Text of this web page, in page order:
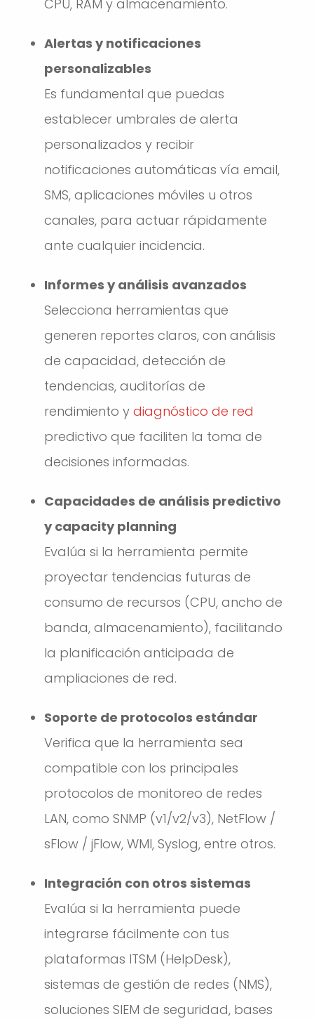
CPU, RAM y almacenamiento.
Alertas y notificaciones
personalizables
Es fundamental que puedas
establecer umbrales de alerta
personalizados y recibir
notificaciones automáticas vía email,
SMS, aplicaciones móviles u otros
canales, para actuar rápidamente
ante cualquier incidencia.
Informes y análisis avanzados
Selecciona herramientas que
generen reportes claros, con análisis
de capacidad, detección de
tendencias, auditorías de
rendimiento y diagnóstico de red
predictivo que faciliten la toma de
decisiones informadas.
Capacidades de análisis predictivo
y capacity planning
Evalúa si la herramienta permite
proyectar tendencias futuras de
consumo de recursos (CPU, ancho de
banda, almacenamiento), facilitando
la planificación anticipada de
ampliaciones de red.
Soporte de protocolos estándar
Verifica que la herramienta sea
compatible con los principales
protocolos de monitoreo de redes
LAN, como SNMP (v1/v2/v3), NetFlow /
sFlow / jFlow, WMI, Syslog, entre otros.
Integración con otros sistemas
Evalúa si la herramienta puede
integrarse fácilmente con tus
plataformas ITSM (HelpDesk),
sistemas de gestión de redes (NMS),
soluciones SIEM de seguridad, bases